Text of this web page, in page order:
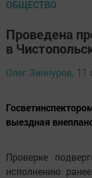
ОБЩЕСТВО
Проведена
в
Олег Зиннуров, 11
выездная
Проверке
исполнению